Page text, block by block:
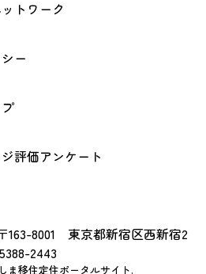
トワーク
ー
評価アンケート
8001 東京都新宿区西新宿2
2443
ま移住定住ポータルサイト.